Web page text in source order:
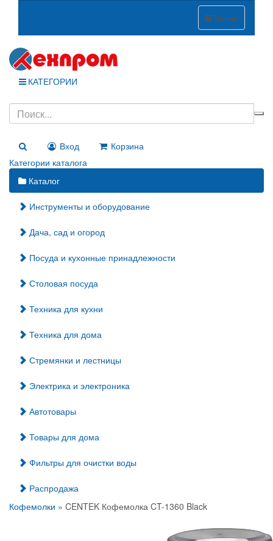
Меню
КАТЕГОРИИ
Вход
Корзина
Категории каталога
Каталог
Инструменты и оборудование
Дача, сад и огород
Посуда и кухонные принадлежности
Столовая посуда
Техника для кухни
Техника для дома
Стремянки и лестницы
Электрика и электроника
Автотовары
Товары для дома
Фильтры для очистки воды
Распродажа
Кофемолки » CENTEK Кофемолка CT-1360 Black